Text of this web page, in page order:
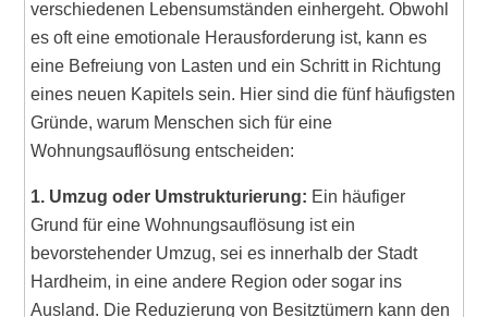
verschiedenen Lebensumständen einhergeht. Obwohl
es oft eine emotionale Herausforderung ist, kann es
eine Befreiung von Lasten und ein Schritt in Richtung
eines neuen Kapitels sein. Hier sind die fünf häufigsten
Gründe, warum Menschen sich für eine
Wohnungsauflösung entscheiden:
1. Umzug oder Umstrukturierung: Ein häufiger
Grund für eine Wohnungsauflösung ist ein
bevorstehender Umzug, sei es innerhalb der Stadt
Hardheim, in eine andere Region oder sogar ins
Ausland. Die Reduzierung von Besitztümern kann den